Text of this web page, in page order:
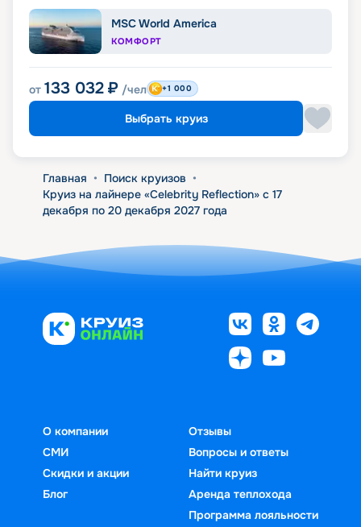
MSC World America
КОМФОРТ
от 133 032 ₽ /чел +1 000
Выбрать круиз
Главная • Поиск круизов •
Круиз на лайнере «Celebrity Reflection» с 17
декабря по 20 декабря 2027 года
О компании
СМИ
Скидки и акции
Блог
Отзывы
Вопросы и ответы
Найти круиз
Аренда теплохода
Программа лояльности